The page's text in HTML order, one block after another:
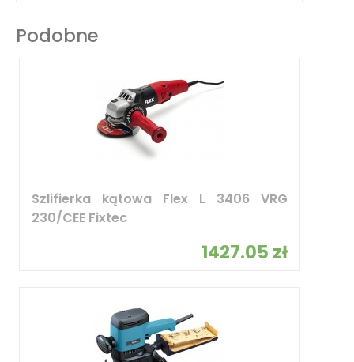
Podobne
Szlifierka kątowa Flex L 3406 VRG
230/CEE Fixtec
1427.05 zł